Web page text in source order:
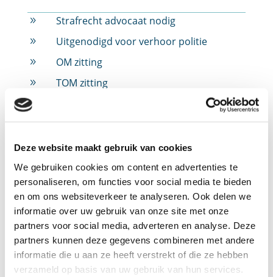
Deze website maakt gebruik van cookies
We gebruiken cookies om content en advertenties te
personaliseren, om functies voor social media te bieden
en om ons websiteverkeer te analyseren. Ook delen we
informatie over uw gebruik van onze site met onze
partners voor social media, adverteren en analyse. Deze
partners kunnen deze gegevens combineren met andere
informatie die u aan ze heeft verstrekt of die ze hebben
verzameld op basis van uw gebruik van hun services.
9 Strafrecht advocaat nodig
9 Uitgenodigd voor verhoor politie
9 OM zitting
9 TOM zitting
9
9 Rijbewijs ingevorderd door alcohol
9 Rijbewijs ingevorderd door drugs
9 Rijbewijs ingevorderd door snelheid
9 Jeugdstrafrecht
9 Verdachte in strafzaak
9 Dagvaarding ontvangen
9 Verdacht van diefstal